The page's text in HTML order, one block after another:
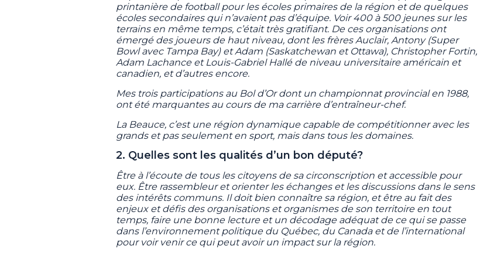
printanière de football pour les écoles primaires de la région et de quelques
écoles secondaires qui n’avaient pas d’équipe. Voir 400 à 500 jeunes sur les
terrains en même temps, c’était très gratifiant. De ces organisations ont
émergé des joueurs de haut niveau, dont les frères Auclair, Antony (Super
Bowl avec Tampa Bay) et Adam (Saskatchewan et Ottawa), Christopher Fortin,
Adam Lachance et Louis-Gabriel Hallé de niveau universitaire américain et
canadien, et d’autres encore.
Mes trois participations au Bol d’Or dont un championnat provincial en 1988,
ont été marquantes au cours de ma carrière d’entraîneur-chef.
La Beauce, c’est une région dynamique capable de compétitionner avec les
grands et pas seulement en sport, mais dans tous les domaines.
2. Quelles sont les qualités d’un bon député?
Être à l’écoute de tous les citoyens de sa circonscription et accessible pour
eux. Être rassembleur et orienter les échanges et les discussions dans le sens
des intérêts communs. Il doit bien connaître sa région, et être au fait des
enjeux et défis des organisations et organismes de son territoire en tout
temps, faire une bonne lecture et un décodage adéquat de ce qui se passe
dans l’environnement politique du Québec, du Canada et de l’international
pour voir venir ce qui peut avoir un impact sur la région.